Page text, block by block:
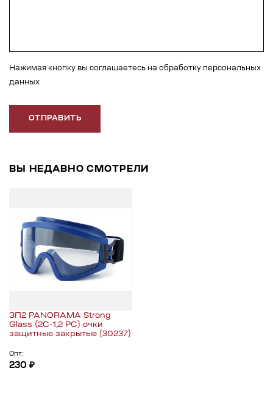
Нажимая кнопку вы соглашаетесь на обработку персональных
данных
ОТПРАВИТЬ
ВЫ НЕДАВНО СМОТРЕЛИ
ЗП2 PANORAMA Strong
Glass (2С-1,2 РС) очки
защитные закрытые (30237)
Опт:
230 ₽